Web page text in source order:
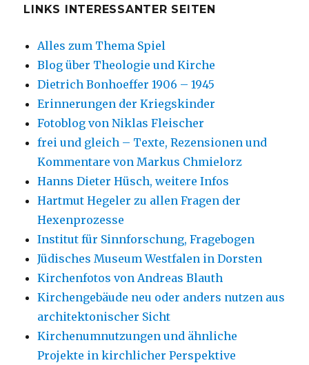
LINKS INTERESSANTER SEITEN
Alles zum Thema Spiel
Blog über Theologie und Kirche
Dietrich Bonhoeffer 1906 – 1945
Erinnerungen der Kriegskinder
Fotoblog von Niklas Fleischer
frei und gleich – Texte, Rezensionen und
Kommentare von Markus Chmielorz
Hanns Dieter Hüsch, weitere Infos
Hartmut Hegeler zu allen Fragen der
Hexenprozesse
Institut für Sinnforschung, Fragebogen
Jüdisches Museum Westfalen in Dorsten
Kirchenfotos von Andreas Blauth
Kirchengebäude neu oder anders nutzen aus
architektonischer Sicht
Kirchenumnutzungen und ähnliche
Projekte in kirchlicher Perspektive